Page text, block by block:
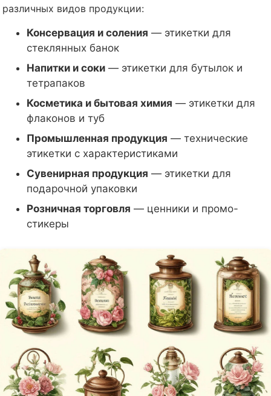
различных видов продукции:
Консервация и соления — этикетки для
стеклянных банок
Напитки и соки — этикетки для бутылок и
тетрапаков
Косметика и бытовая химия — этикетки для
флаконов и туб
Промышленная продукция — технические
этикетки с характеристиками
Сувенирная продукция — этикетки для
подарочной упаковки
Розничная торговля — ценники и промо-
стикеры